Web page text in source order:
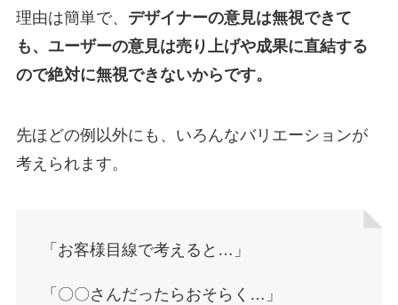
理由は簡単で、 デザイナーの意見は無視できて
も、ユーザーの意見は売り上げや成果に直結する
ので絶対に無視できないからです。
先ほどの例以外にも、いろんなバリエーションが
考えられます。
「お客様目線で考えると…」
「〇〇さんだったらおそらく…」